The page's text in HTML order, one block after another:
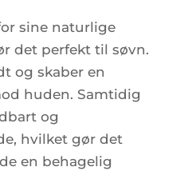
sine naturlige
det perfekt til søvn.
og skaber en
huden. Samtidig
og
hvilket gør det
en behagelig